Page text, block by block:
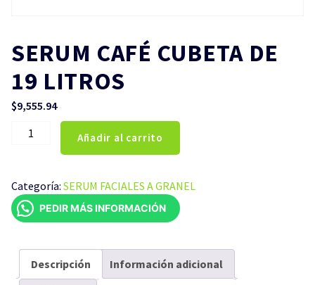
SERUM CAFÉ CUBETA DE
19 LITROS
$9,555.94
SERUM
DE
19
LITROS
Añadir al carrito
Categoría: SERUM FACIALES A GRANEL
PEDIR MÁS INFORMACIÓN
Descripción Información adicional